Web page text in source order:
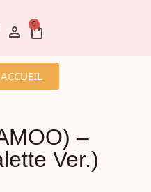
0
–
Ver.)